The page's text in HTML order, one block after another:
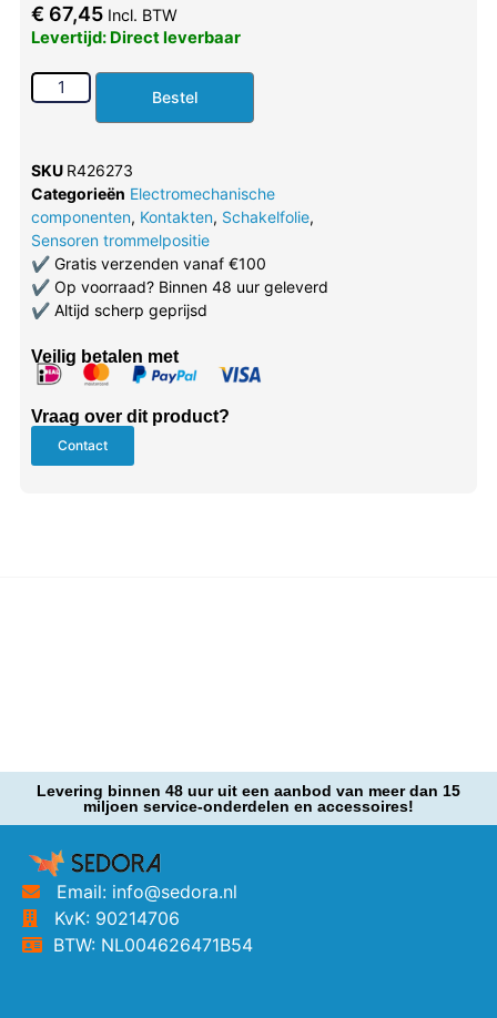
€ 67,45 Incl. BTW
Levertijd: Direct leverbaar
Bestel
SKU R426273
Categorieën Electromechanische
componenten, Kontakten, Schakelfolie,
Sensoren trommelpositie
✔Gratis verzenden vanaf €100
✔Op voorraad? Binnen 48 uur geleverd
✔Altijd scherp geprijsd
Veilig betalen met
Vraag over dit product?
Contact
Levering binnen 48 uur uit een aanbod van meer dan 15
miljoen service-onderdelen en accessoires!
Email: info@sedora.nl
KvK: 90214706
BTW: NL004626471B54